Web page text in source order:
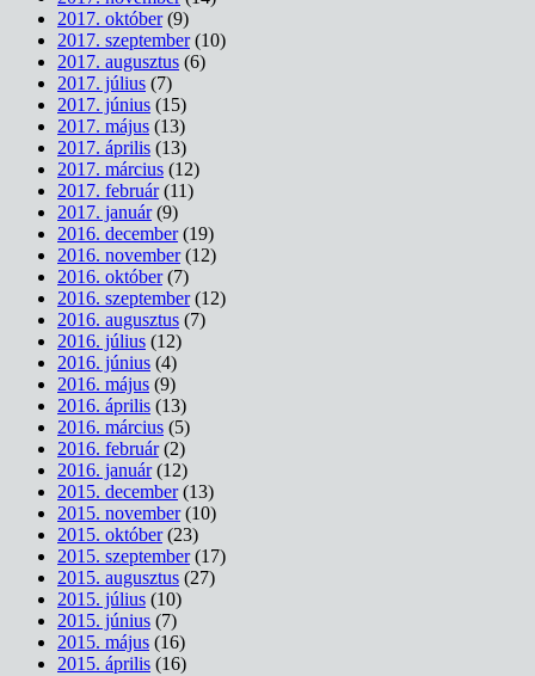
2017. október(9)
2017. szeptember(10)
2017. augusztus (6)
2017. július (7)
2017. június (15)
2017. május (13)
2017. április (13)
2017. március (12)
2017. február(11)
2017. január(9)
2016. december(19)
2016. november(12)
2016. október(7)
2016. szeptember(12)
2016. augusztus (7)
2016. július (12)
2016. június (4)
2016. május (9)
2016. április (13)
2016. március (5)
2016. február(2)
2016. január(12)
2015. december(13)
2015. november(10)
2015. október(23)
2015. szeptember(17)
2015. augusztus (27)
2015. július (10)
2015. június (7)
2015. május (16)
2015. április (16)